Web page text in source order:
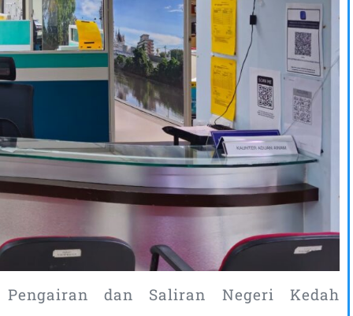
dan Saliran Negeri Kedah